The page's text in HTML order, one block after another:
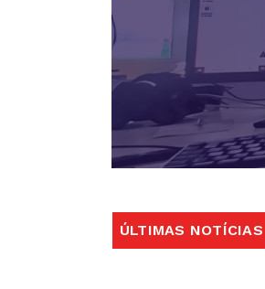
ÚLTIMAS NOTÍCIAS
SUS terá 100 mil